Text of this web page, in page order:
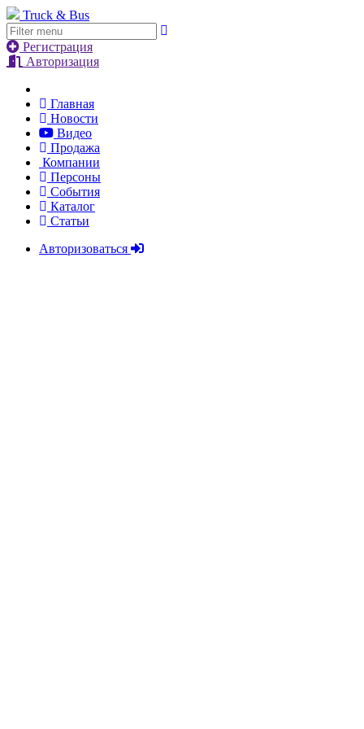
Truck & Bus
Регистрация
Авторизация
Главная
Новости
Видео
Продажа
Компании
Персоны
События
Каталог
Статьи
Авторизоваться